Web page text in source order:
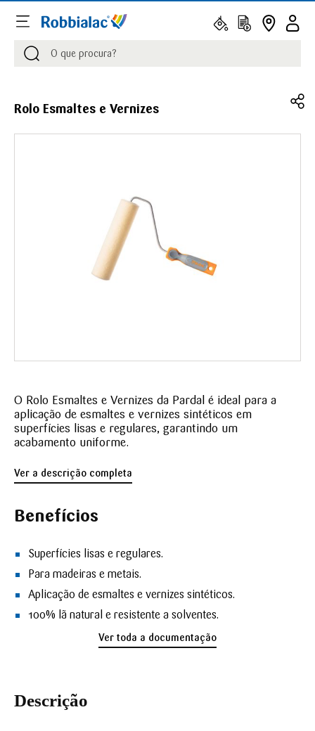
Procurar
Procurar
Rolo Esmaltes e Vernizes
O Rolo Esmaltes e Vernizes da Pardal é ideal para a
aplicação de esmaltes e vernizes sintéticos em
superfícies lisas e regulares, garantindo um
acabamento uniforme.
Ver a descrição completa
Benefícios
Superfícies lisas e regulares.
Para madeiras e metais.
Aplicação de esmaltes e vernizes sintéticos.
100% lã natural e resistente a solventes.
Ver toda a documentação
Descrição